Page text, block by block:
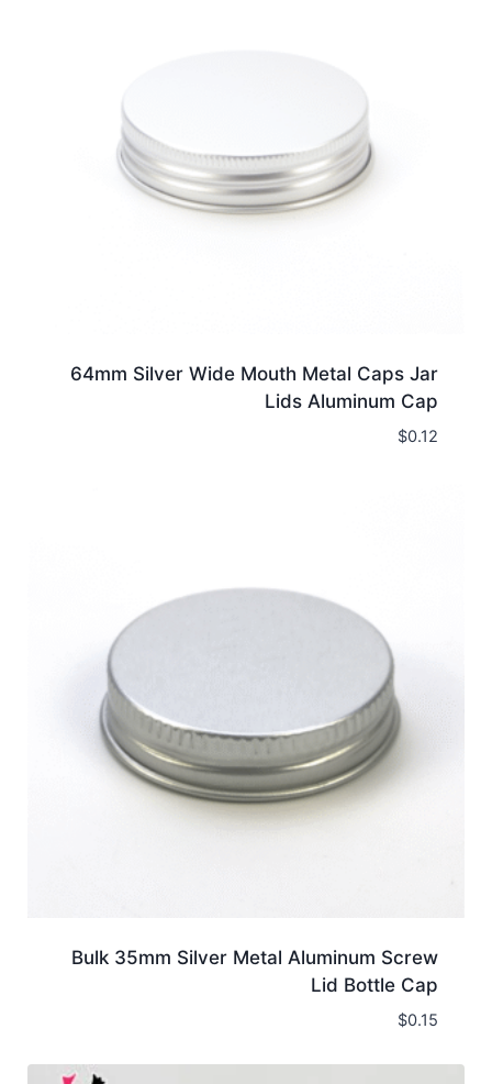
64mm Silver Wide Mouth Metal Caps Jar
Lids Aluminum Cap
$0.12
Bulk 35mm Silver Metal Aluminum Screw
Lid Bottle Cap
$0.15